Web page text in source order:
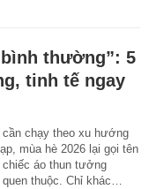
thường”: 5
tinh tế ngay
cần chạy theo xu hướng
mùa hè 2026 lại gọi tên
chiếc áo thun tưởng
thuộc. Chỉ khác…